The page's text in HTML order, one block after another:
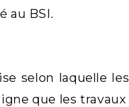
au BSI.
selon laquelle
que les